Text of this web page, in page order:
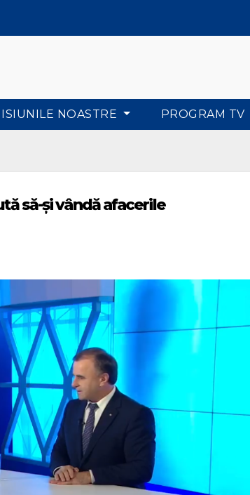
NOASTRE PROGRAM TV
să-și vândă afacerile